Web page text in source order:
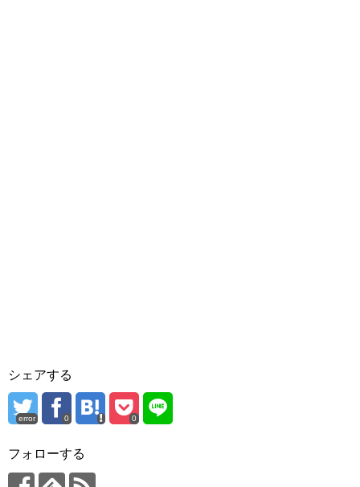
シェアする
error 0 0
フォローする